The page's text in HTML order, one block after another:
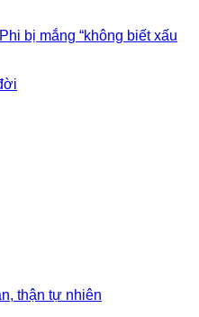
bị mắng “không biết xấu
thận tự nhiên